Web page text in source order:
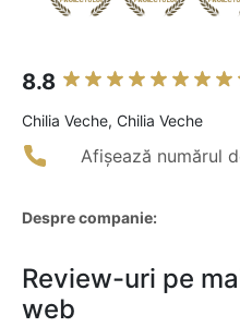
8.8
Chilia Veche, Chilia Veche
Afișează numărul
Despre companie:
Review-uri pe
web